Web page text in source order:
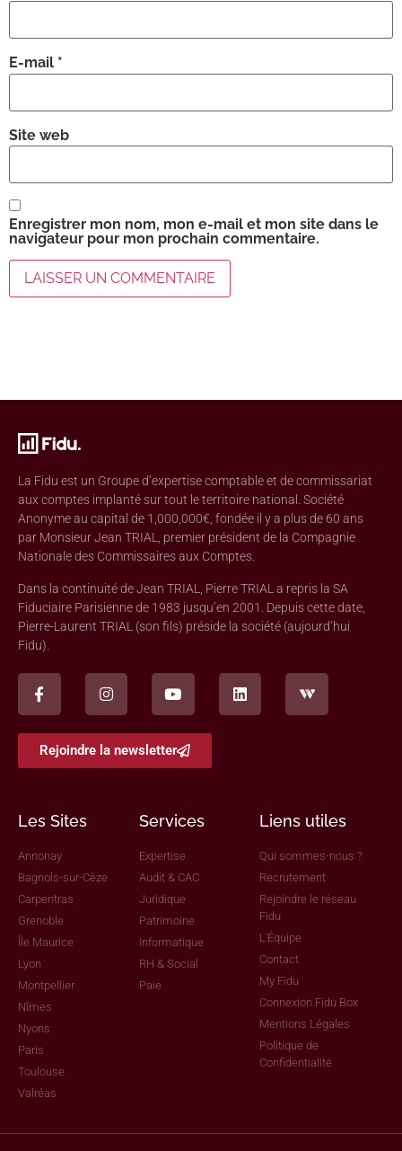
E-mail *
Site web
Enregistrer mon nom, mon e-mail et mon site dans le
navigateur pour mon prochain commentaire.
La Fidu est un Groupe d’expertise comptable et de commissariat
aux comptes implanté sur tout le territoire national. Société
Anonyme au capital de 1,000,000€, fondée il y a plus de 60 ans
par Monsieur Jean TRIAL, premier président de la Compagnie
Nationale des Commissaires aux Comptes.
Dans la continuité de Jean TRIAL, Pierre TRIAL a repris la SA
Fiduciaire Parisienne de 1983 jusqu’en 2001. Depuis cette date,
Pierre-Laurent TRIAL (son fils) préside la société (aujourd’hui
Fidu).
Rejoindre la newsletter
Les Sites
Annonay
Bagnols-sur-Cèze
Carpentras
Grenoble
Île Maurice
Lyon
Montpellier
Nîmes
Nyons
Paris
Toulouse
Valréas
Services
Expertise
Audit & CAC
Juridique
Patrimoine
Informatique
RH & Social
Paie
Liens utiles
Qui sommes-nous ?
Recrutement
Rejoindre le réseau
Fidu
L'Équipe
Contact
My Fidu
Connexion Fidu Box
Mentions Légales
Politique de
Confidentialité